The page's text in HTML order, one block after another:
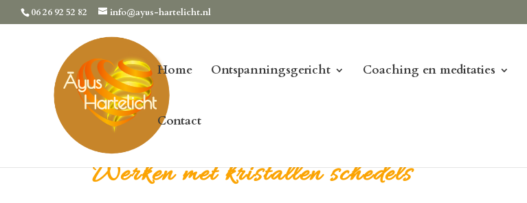
06 26 92 52 82 info@ayus-hartelicht.nl
Home Ontspanningsgericht Coaching en meditaties
Contact
Werken met kristallen schedels